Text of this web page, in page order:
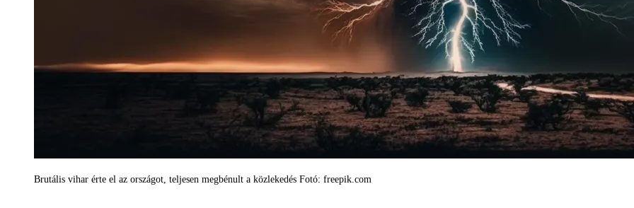
Brutális vihar érte el az országot, teljesen megbénult a közlekedés Fotó: freepik.com